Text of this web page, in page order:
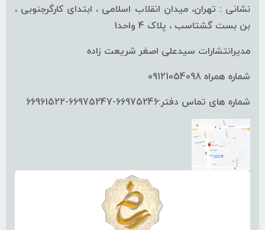
نشانی : تهران، میدان انقلاب اسلامی ، ابتدای کارگرجنوبی ،
بن بست گشتاسب ، پلاک 4 واحد1
مدیرانتشارات سیدعلی اصغر شریعت زاده
شماره همراه 09121054098
شماره های تماس دفتر:66975246-66975247-66961522